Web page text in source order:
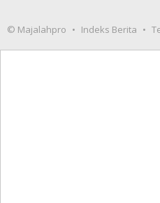
© Majalahpro Indeks Berita